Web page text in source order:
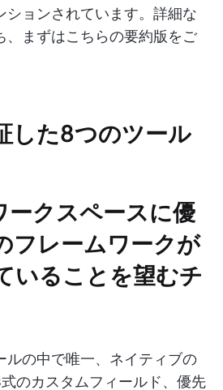
ションされています。詳細な
、まずはこちらの要約版をご
した8つのツール
クスペースに優
フレームワークが
いることを望むチ
ルの中で唯一、ネイティブの
のカスタムフィールド、優先